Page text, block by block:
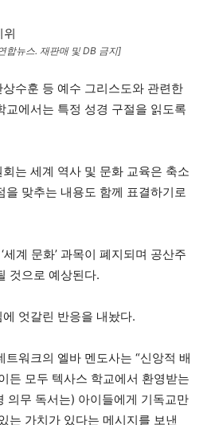
합뉴스. 재판매 및 DB 금지]
수훈 등 예수 그리스도와 관련한
교에서는 특정 성경 구절을 읽도록
는 세계 역사 및 문화 교육은 축소
을 맞추는 내용도 함께 표결하기로
계 문화’ 과목이 폐지되며 공산주
것으로 예상된다.
엇갈린 반응을 내놨다.
워크의 엘바 멘도사는 “신앙적 배
든 모두 텍사스 학교에서 환영받는
의무 독서는) 아이들에게 기독교만
는 가치가 있다는 메시지를 보낸